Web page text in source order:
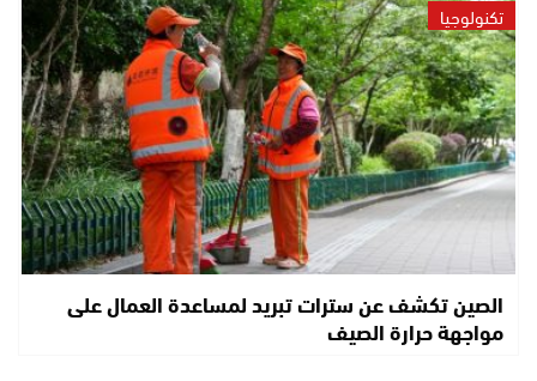
تكنولوجيا
الصين تكشف عن سترات تبريد لمساعدة العمال على
مواجهة حرارة الصيف